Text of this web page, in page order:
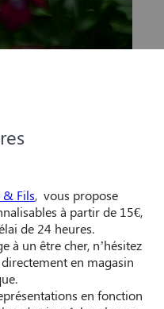
& Fils, vous propose
à partir de 15€,
de 24 heures.
à un être cher, n’hésitez
en magasin
en fonction